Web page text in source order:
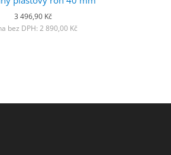
3 496,90 Kč
bez DPH: 2 890,00 Kč